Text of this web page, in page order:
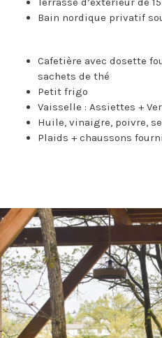
Bain nordique privatif
Cafetière avec dosette
sachets de thé
Petit frigo
Vaisselle : Assiettes +
Huile, vinaigre, poivre,
Plaids + chaussons